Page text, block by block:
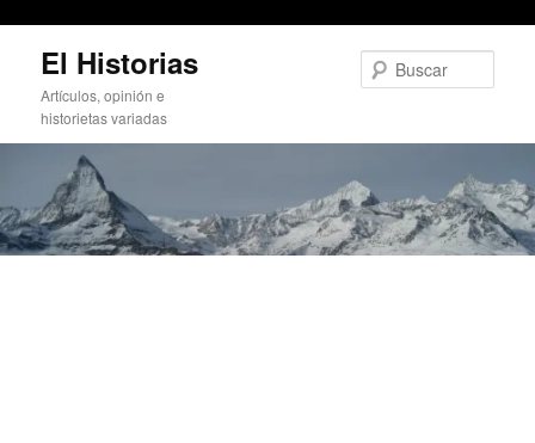
contenido
principal
El Historias
Artículos, opinión e
historietas variadas